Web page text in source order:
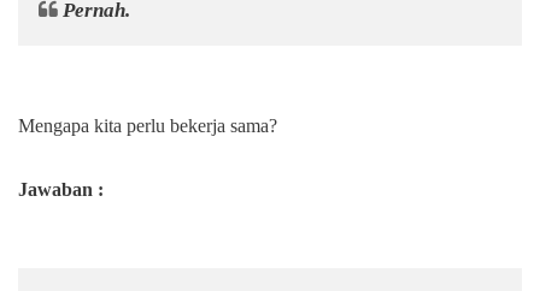
Pernah.
Mengapa kita perlu bekerja sama?
Jawaban :